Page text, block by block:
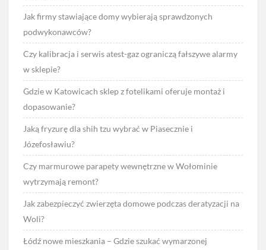
Jak firmy stawiające domy wybierają sprawdzonych
podwykonawców?
Czy kalibracja i serwis atest-gaz ograniczą fałszywe alarmy
w sklepie?
Gdzie w Katowicach sklep z fotelikami oferuje montaż i
dopasowanie?
Jaką fryzurę dla shih tzu wybrać w Piasecznie i
Józefosławiu?
Czy marmurowe parapety wewnętrzne w Wołominie
wytrzymają remont?
Jak zabezpieczyć zwierzęta domowe podczas deratyzacji na
Woli?
Łódź nowe mieszkania – Gdzie szukać wymarzonej